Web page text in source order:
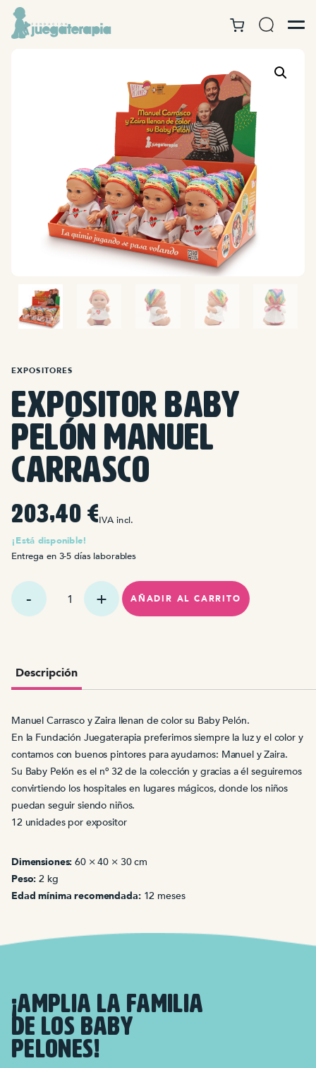
EXPOSITORES
Expositor Baby
Pelón Manuel
Carrasco
203,40 €IVA incl.
¡Está disponible!
Entrega en 3-5 días laborables
Expositor
Baby
Pelón
Manuel
AÑADIR AL CARRITO
Descripción
Manuel Carrasco y Zaira llenan de color su Baby Pelón.
En la Fundación Juegaterapia preferimos siempre la luz y el color y
contamos con buenos pintores para ayudarnos: Manuel y Zaira.
Su Baby Pelón es el nº 32 de la colección y gracias a él seguiremos
convirtiendo los hospitales en lugares mágicos, donde los niños
puedan seguir siendo niños.
12 unidades por expositor
Dimensiones:60 × 40 × 30 cm
Peso:2 kg
Edad mínima recomendada: 12 meses
¡AMPLIA LA FAMILIA
DE LOS BABY
PELONES!